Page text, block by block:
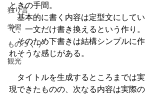
独り言
学習
ものづくり
観光
ときの手間。
基本的に書く内容は定型文にしてい
て、一文だけ書き換えるという作り。
そのため下書きは結構シンプルに作
れそうな感じがある。
タイトルを生成するところまでは実
現できたものの、次なる内容は実際の